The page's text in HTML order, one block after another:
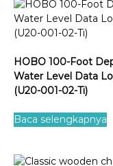
HOBO 100-Foot
Water Level Data
(U20-001-02-Ti)
Baca selengkapnya